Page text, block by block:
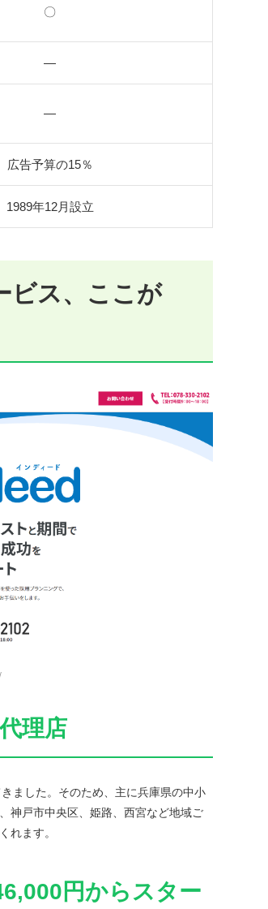
〇
―
―
広告予算の15％
1989年12月設立
ビス、ここが
理店
ました。そのため、主に兵庫県の中小
神戸市中央区、姫路、西宮など地域ご
れます。
円からスター